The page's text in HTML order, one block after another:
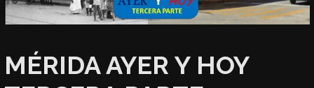
MÉRIDA AYER Y HOY